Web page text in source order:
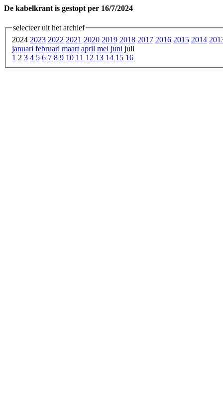
De kabelkrant is gestopt per 16/7/2024
selecteer uit het archief
2024 2023 2022 2021 2020 2019 2018 2017 2016 2015 2014
januari februari maart april mei juni juli
1 2 3 4 5 6 7 8 9 10 11 12 13 14 15 16